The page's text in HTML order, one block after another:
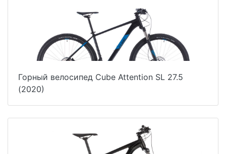
Горный велосипед Cube Attention SL 27.5
(2020)